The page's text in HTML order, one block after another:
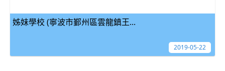
姊妹學校 (寧波市鄞州區雲龍鎮王...
2019-05-22